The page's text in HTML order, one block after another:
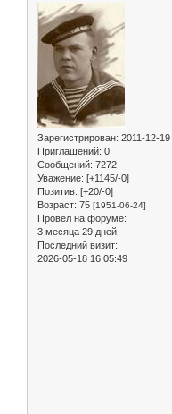
Зарегистрирован: 2011-12-19
Приглашений: 0
Сообщений: 7272
Уважение: [+1145/-0]
Позитив: [+20/-0]
Возраст: 75 [1951-06-24]
Провел на форуме:
3 месяца 29 дней
Последний визит:
2026-05-18 16:05:49